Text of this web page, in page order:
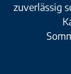
zuverlässig